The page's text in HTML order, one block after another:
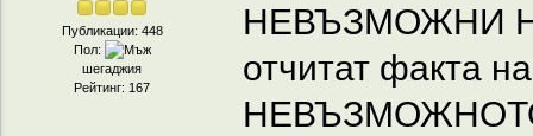
Публикации: 448
Пол:
шегаджия
Рейтинг: 167
НЕВЪЗМОЖНИ
отчитат факта
НЕВЪЗМОЖНОТО